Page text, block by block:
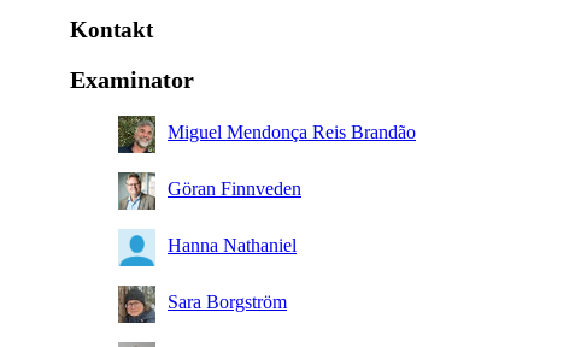
Kontakt
Examinator
Miguel Mendonça Reis Brandão
Göran Finnveden
Hanna Nathaniel
Sara Borgström